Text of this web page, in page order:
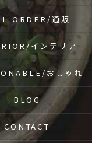
ORDER/通販
インテリア
おしゃれ
BLOG
CONTACT